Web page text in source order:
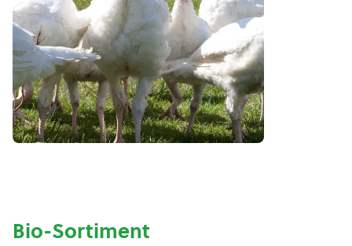
Bio-Sortiment